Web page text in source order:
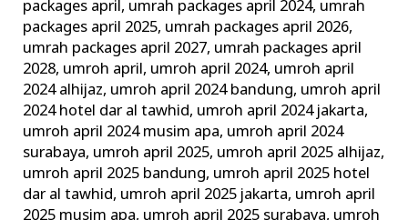
packages april, umrah packages april 2024, umrah
packages april 2025, umrah packages april 2026,
umrah packages april 2027, umrah packages april
2028, umroh april, umroh april 2024, umroh april
2024 alhijaz, umroh april 2024 bandung, umroh april
2024 hotel dar al tawhid, umroh april 2024 jakarta,
umroh april 2024 musim apa, umroh april 2024
surabaya, umroh april 2025, umroh april 2025 alhijaz,
umroh april 2025 bandung, umroh april 2025 hotel
dar al tawhid, umroh april 2025 jakarta, umroh april